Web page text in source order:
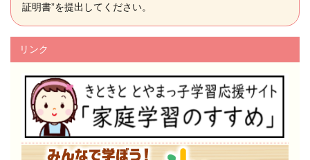
証明書”を提出してください。
リンク